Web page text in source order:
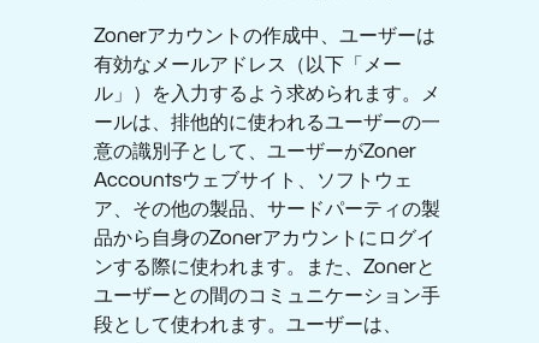
Zonerアカウントの作成中、ユーザーは
有効なメールアドレス（以下「メー
ル」）を入力するよう求められます。メ
ールは、排他的に使われるユーザーの一
意の識別子として、ユーザーがZoner
Accountsウェブサイト、ソフトウェ
ア、その他の製品、サードパーティの製
品から自身のZonerアカウントにログイ
ンする際に使われます。また、Zonerと
ユーザーとの間のコミュニケーション手
段として使われます。ユーザーは、